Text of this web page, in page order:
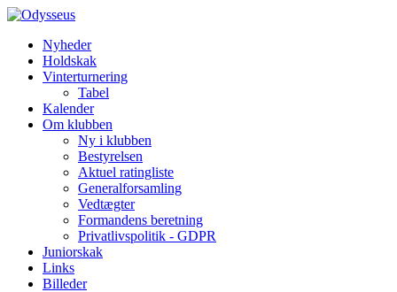
Nyheder
Holdskak
Vinterturnering
Tabel
Kalender
Om klubben
Ny i klubben
Bestyrelsen
Aktuel ratingliste
Generalforsamling
Vedtægter
Formandens beretning
Privatlivspolitik - GDPR
Juniorskak
Links
Billeder